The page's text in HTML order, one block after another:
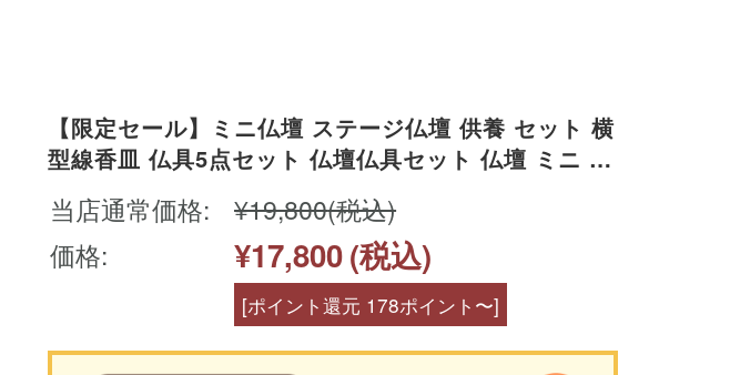
【限定セール】ミニ仏壇 ステージ仏壇 供養 セット 横
型線香皿 仏具5点セット 仏壇仏具セット 仏壇 ミニ 小
さい 手元供養 仏具 水子供養 水子 供養品 家具調 おし
ゃれ シンプル モダン 手元供養台 桜 かわいい コンパ
クト ブラウン ホワイト 桜特集 bb
当店通常価格: ¥19,800(税込)
価格:
¥17,800(税込)
[ポイント還元 178ポイント〜]